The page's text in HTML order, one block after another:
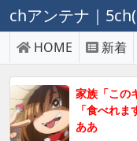
chアンテナ｜
HOME 新着
家族「この
「食べれ
ああ